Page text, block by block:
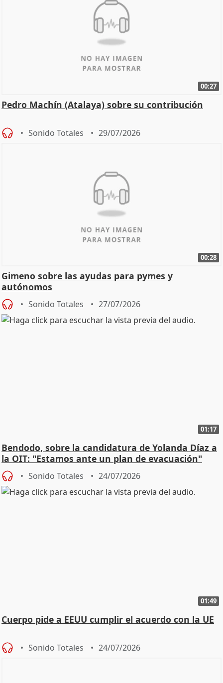
00:27
Pedro Machín (Atalaya) sobre su contribución
Sonido Totales 29/07/2026
00:28
Gimeno sobre las ayudas para pymes y
autónomos
Sonido Totales 27/07/2026
01:17
Bendodo, sobre la candidatura de Yolanda Díaz a
la OIT: "Estamos ante un plan de evacuación"
Sonido Totales 24/07/2026
01:49
Cuerpo pide a EEUU cumplir el acuerdo con la UE
Sonido Totales 24/07/2026